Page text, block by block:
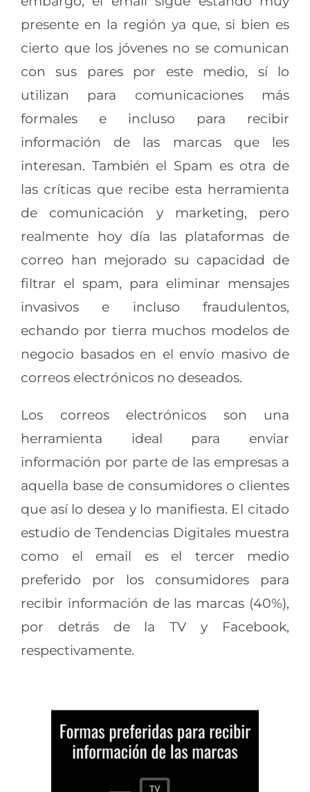
presente en la región ya que, si bien es
cierto que los jóvenes no se comunican
con sus pares por este medio, sí lo
utilizan para comunicaciones más
formales e incluso para recibir
información de las marcas que les
interesan. También el Spam es otra de
las críticas que recibe esta herramienta
de comunicación y marketing, pero
realmente hoy día las plataformas de
correo han mejorado su capacidad de
filtrar el spam, para eliminar mensajes
invasivos e incluso fraudulentos,
echando por tierra muchos modelos de
negocio basados en el envío masivo de
correos electrónicos no deseados.
Los correos electrónicos son una
herramienta ideal para enviar
información por parte de las empresas a
aquella base de consumidores o clientes
que así lo desea y lo manifiesta. El citado
estudio de Tendencias Digitales muestra
como el email es el tercer medio
preferido por los consumidores para
recibir información de las marcas (40%),
por detrás de la TV y Facebook,
respectivamente.